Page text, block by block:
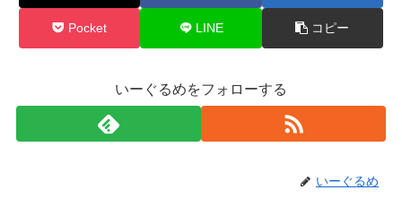
Pocket LINE コピー
いーぐるめをフォローする
いーぐるめ